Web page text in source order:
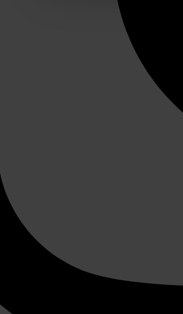
media, adverteren en
verstrekt of die ze hebben